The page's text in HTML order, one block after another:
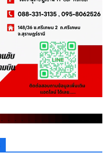
. . . .